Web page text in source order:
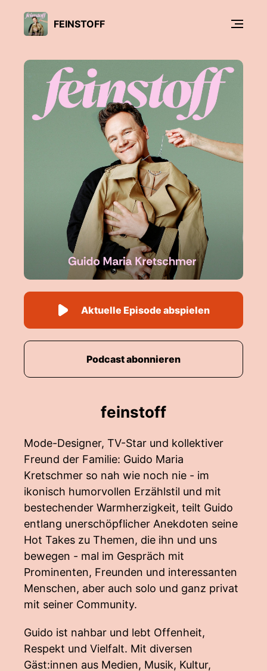
FEINSTOFF
feinstoff
Mode-Designer, TV-Star und kollektiver
Freund der Familie: Guido Maria
Kretschmer so nah wie noch nie - im
ikonisch humorvollen Erzählstil und mit
bestechender Warmherzigkeit, teilt Guido
entlang unerschöpflicher Anekdoten seine
Hot Takes zu Themen, die ihn und uns
bewegen - mal im Gespräch mit
Prominenten, Freunden und interessanten
Menschen, aber auch solo und ganz privat
mit seiner Community.​
Guido ist nahbar und lebt Offenheit,
Respekt und Vielfalt. Mit diversen
Gäst:innen aus Medien, Musik, Kultur,
Aktuelle Episode abspielen
Podcast abonnieren